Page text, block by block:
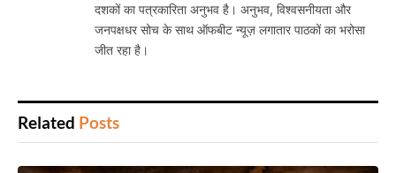
दशकों का पत्रकारिता अनुभव है। अनुभव, विश्वसनीयता और
जनपक्षधर सोच के साथ ऑफबीट न्यूज़ लगातार पाठकों का भरोसा
जीत रहा है।
Related Posts